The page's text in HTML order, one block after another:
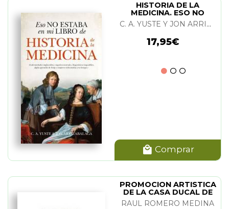
HISTORIA DE LA
MEDICINA. ESO NO
ESTABA...
C. A. YUSTE Y JON ARRIZABALAGA
17,95€
Comprar
PROMOCION ARTISTICA
DE LA CASA DUCAL DE
MEDINACELI. LA
RAUL ROMERO MEDINA